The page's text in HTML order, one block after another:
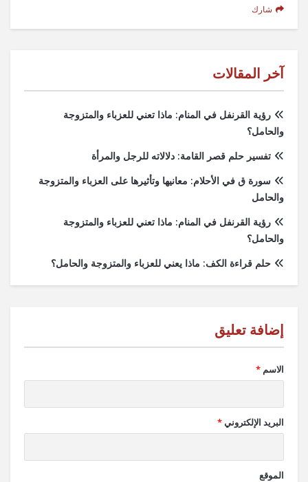
شارك
آخر المقالات
رؤية القرنفل في المنام: ماذا تعني للعزباء والمتزوجة
والحامل؟
تفسير حلم قصر القامة: دلالاته للرجل والمرأة
سورة ق في الأحلام: معانيها وتأثيرها على العزباء والمتزوجة
والحامل
رؤية القرنفل في المنام: ماذا تعني للعزباء والمتزوجة
والحامل؟
حلم قراءة الكف: ماذا يعني للعزباء والمتزوجة والحامل؟
الاسم *
البريد الإلكتروني*
الموقع